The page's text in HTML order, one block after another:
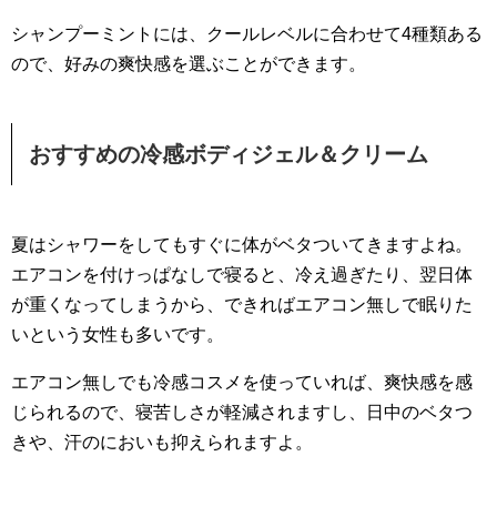
シャンプーミントには、クールレベルに合わせて4種類ある
ので、好みの爽快感を選ぶことができます。
おすすめの冷感ボディジェル＆クリーム
夏はシャワーをしてもすぐに体がベタついてきますよね。
エアコンを付けっぱなしで寝ると、冷え過ぎたり、翌日体
が重くなってしまうから、できればエアコン無しで眠りた
いという女性も多いです。
エアコン無しでも冷感コスメを使っていれば、爽快感を感
じられるので、寝苦しさが軽減されますし、日中のベタつ
きや、汗のにおいも抑えられますよ。